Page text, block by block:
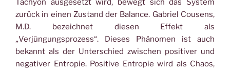
Tachyon ausgesetzt wird, bewegt sich das System
zurück in einen Zustand der Balance. Gabriel Cousens,
M.D. bezeichnet diesen Effekt als
„Verjüngungsprozess“. Dieses Phänomen ist auch
bekannt als der Unterschied zwischen positiver und
negativer Entropie. Positive Entropie wird als Chaos,